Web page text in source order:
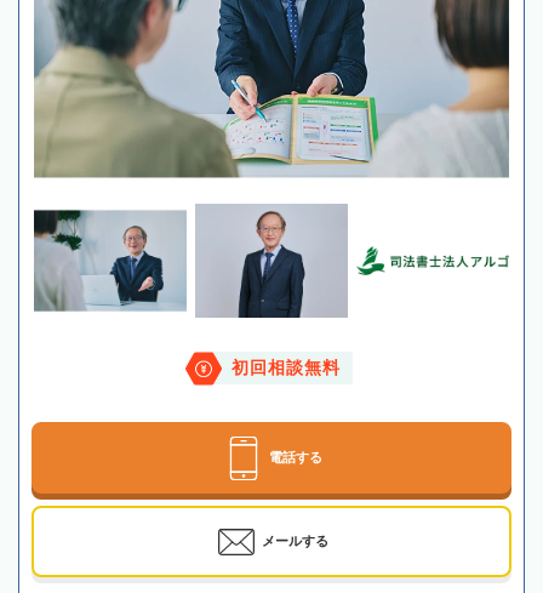
初回相談無料
電話する
メールする